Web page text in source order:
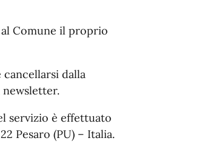
Comune il proprio
dalla
servizio è effettuato
Pesaro (PU) – Italia.